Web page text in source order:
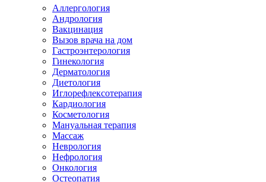
Аллергология
Андрология
Вакцинация
Вызов врача на дом
Гастроэнтерология
Гинекология
Дерматология
Диетология
Иглорефлексотерапия
Кардиология
Косметология
Мануальная терапия
Массаж
Неврология
Нефрология
Онкология
Остеопатия